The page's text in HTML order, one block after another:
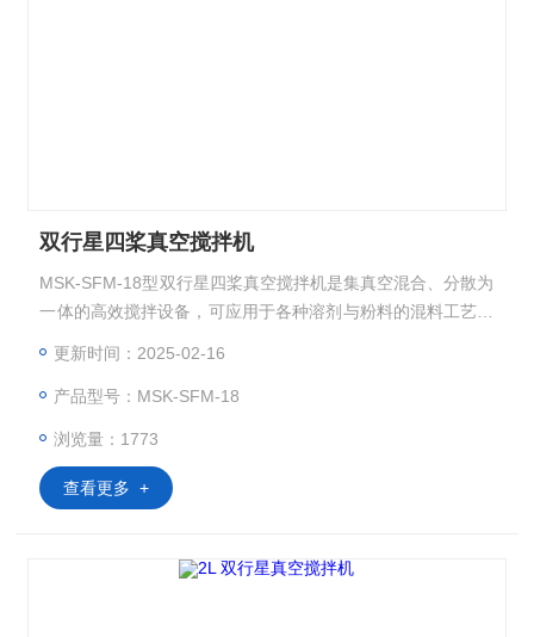
双行星四桨真空搅拌机
MSK-SFM-18型双行星四桨真空搅拌机是集真空混合、分散为
一体的高效搅拌设备，可应用于各种溶剂与粉料的混料工艺，
更新时间：2025-02-16
产品型号：MSK-SFM-18
浏览量：1773
查看更多 +